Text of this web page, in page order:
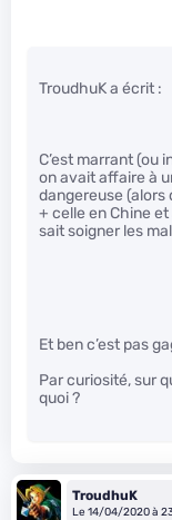
TroudhuK a écrit :
C’est marrant (ou
on avait affaire à
dangereuse (alors
+ celle en Chine
sait soigner les
Et ben c’est pas
Par curiosité, sur
quoi ?
TroudhuK
Le 14/04/2020 à